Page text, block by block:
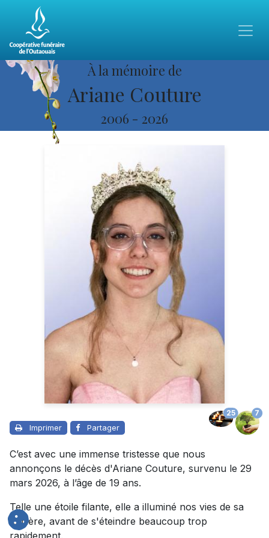
À la mémoire de
Ariane Couture
2006 - 2026
Imprimer Partager
25 7
C’est avec une immense tristesse que nous
annonçons le décès d'Ariane Couture, survenu le 29
mars 2026, à l’âge de 19 ans.
Telle une étoile filante, elle a illuminé nos vies de sa
lumière, avant de s'éteindre beaucoup trop
rapidement.